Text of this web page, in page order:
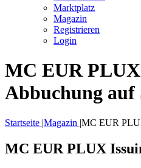
Marktplatz
Magazin
Registrieren
Login
MC EUR
Abbuchung auf
Startseite |Magazin |MC EUR
MC EUR PLUX